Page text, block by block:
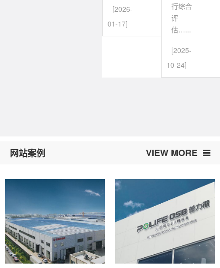
[2026-
01-17]
行综合
评
估…...
[2025-
10-24]
网站案例 VIEW MORE